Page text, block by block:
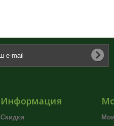
Информация
Скидки